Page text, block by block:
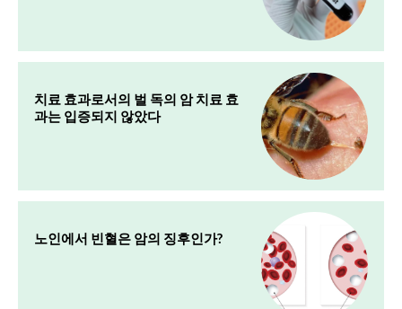
치료 효과로서의 벌 독의 암 치료 효
과는 입증되지 않았다
노인에서 빈혈은 암의 징후인가?